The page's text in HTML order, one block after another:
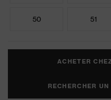
50 51
ACHETER
RECHERCHER